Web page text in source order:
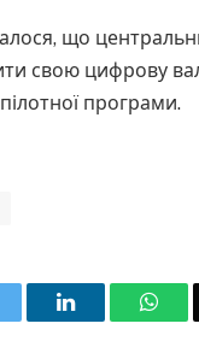
що
свою цифрову
програми.
LinkedIn